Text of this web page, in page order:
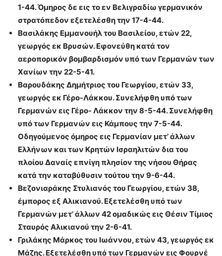
1-44. Όμηρος δε εις το εν Βελιγραδίω γερμανικόν
στρατόπεδον εξετελέσθη την 17-4-44.
Βασιλάκης Εμμανουήλ του Βασιλείου, ετών 22,
γεωργός εκ Βρυσών. Εφονεύθη κατά τον
αεροπορικόν βομβαρδισμόν υπό των Γερμανών των
Χανίων την 22-5-41.
Βαρουδάκης Δημήτριος του Γεωργίου, ετών 33,
γεωργός εκ Γέρο-Λάκκου. Συνελήφθη υπό των
Γερμανών εις Γέρο- Λάκκον την 8-5-44. Συνελήφθη
υπό των Γερμανών εις Κάμπους την 7-5-44.
Οδηγούμενος όμηρος εις Γερμανίαν μετ’ άλλων
Ελλήνων και των Κρητών Ισραηλιτών δια του
πλοίου Δαναίς επνίγη πλησίον της νήσου Θήρας
κατά την καταβύθυσιν τούτου την 9-6-44.
Βεζονιαράκης Στυλιανός του Γεωργίου, ετών 38,
έμπορος εξ Αλικιανού. Εξετελέσθη υπό των
Γερμανών μετ’ άλλων 42 ομαδικώς εις Θέσιν Τίμιος
Σταυρός Αλικιανού την 2-6-41.
Γριλάκης Μάρκος του Ιωάννου, ετών 43, γεωργός εκ
Μάζης. Εξετελέσθη υπό των Γερμανών εις Φουρνέ